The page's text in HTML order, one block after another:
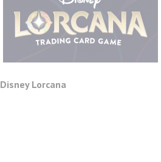
Disney Lorcana